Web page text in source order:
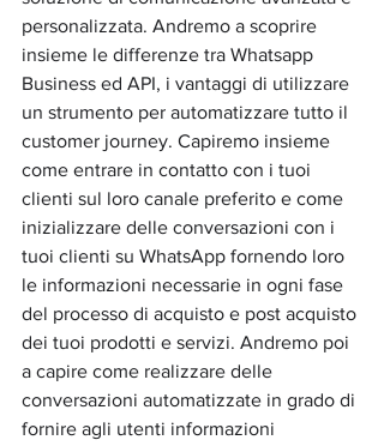
personalizzata. Andremo a scoprire
insieme le differenze tra Whatsapp
Business ed API, i vantaggi di utilizzare
un strumento per automatizzare tutto il
customer journey. Capiremo insieme
come entrare in contatto con i tuoi
clienti sul loro canale preferito e come
inizializzare delle conversazioni con i
tuoi clienti su WhatsApp fornendo loro
le informazioni necessarie in ogni fase
del processo di acquisto e post acquisto
dei tuoi prodotti e servizi. Andremo poi
a capire come realizzare delle
conversazioni automatizzate in grado di
fornire agli utenti informazioni